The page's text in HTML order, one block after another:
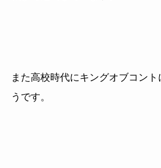
また高校時代にキングオブコン
うです。